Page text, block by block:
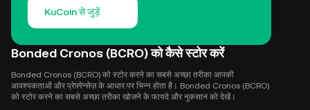
KuCoin से जुड़ें
Bonded Cronos (BCRO) को कैसे स्टोर करें
Bonded Cronos (BCRO) को स्टोर करने का सबसे अच्छा तरीका आपकी
आवश्यकताओं और प्रेफ़्रेन्सेज़ के आधार पर भिन्न होता है। Bonded Cronos (BCRO)
को स्टोर करने का सबसे अच्छा तरीका खोजने के फायदे और नुकसान को देखें।